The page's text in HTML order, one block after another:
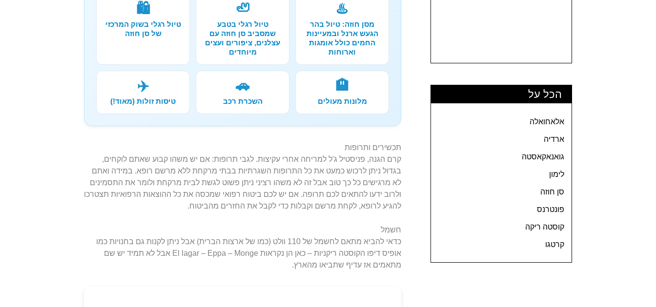
הכל על
אלאחואלה
ארדיה
גואנאקאסטה
לימון
סן חוזה
פונטרנס
קוסטה ריקה
קרטגו
♨️
מסן חוזה: טיול בהר
הגעש ארנל ובמעיינות
החמים כולל אומגות
וארוחות
🦥
טיול רגלי בטבע
שמסביב סן חוזה עם
עצלנים, ציפורים ועצים
מיוחדים
🛍️
טיול רגלי בשוק המרכזי
של סן חוזה
🏨
מלונות מעולים
🚗
השכרת רכב
✈️
טיסות זולות (מאוד!)
תכשירים ותרופות
קרם הגנה, פניסטיל ג'ל למריחה אחרי עקיצות. לגבי תרופות: אם יש משהו קבוע שאתם לוקחים,
בגדול ניתן לרכוש כמעט את כל התרופות השגרתיות בבתי מרקחת ללא מרשם רופא. במידה ואתם
לא מרגישים כל כך טוב אבל זה לא משהו רציני ניתן פשוט לגשת לבית מרקחת ולומר את התסמינים
ולרוב ידעו להתאים לכם תרופה. אם יש לכם ביטוח רפואי שמכסה את כל ההוצאות הרפואיות תצטרכו
להגיע לרופא, לקחת מרשם וקבלות כדי לקבל את החזרים מהביטוח.
חשמל
כדאי להביא מתאם לחשמל של 110 וולט (כמו של ארצות הברית) אבל ניתן לקנות גם בחנויות כמו
אופיס דיפו הקוסטה ריקניות – כאן הן נקראות El lagar – Eppa – Monge אבל לא תמיד יש שם
מתאמים אז עדיף שתביאו מהארץ.